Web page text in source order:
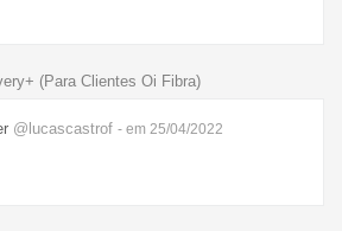
(Para Clientes Oi Fibra)
@lucascastrof - em 25/04/2022